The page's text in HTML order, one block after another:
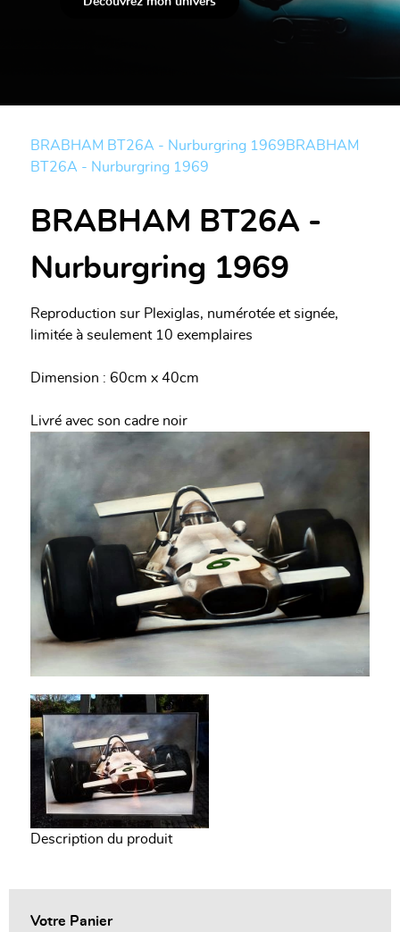
BRABHAM BT26A - Nurburgring 1969BRABHAM
BT26A - Nurburgring 1969
BRABHAM BT26A -
Nurburgring 1969
Reproduction sur Plexiglas, numérotée et signée,
limitée à seulement 10 exemplaires
Dimension : 60cm x 40cm
Livré avec son cadre noir
Description du produit
Votre Panier